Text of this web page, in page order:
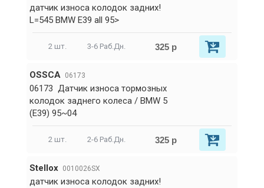
датчик износа колодок задних!
L=545 BMW E39 all 95>
2 шт. 3-6 Раб.Дн. 325 р
OSSCA 06173
06173 Датчик износа тормозных
колодок заднего колеса / BMW 5
(E39) 95~04
2 шт. 2-6 Раб.Дн. 325 р
Stellox 0010026SX
датчик износа колодок задних!